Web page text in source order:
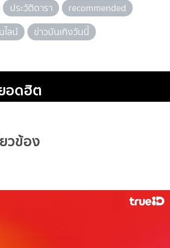
ประวัติดารา
recommended
ไลน์ ข่าวบันเทิงวันนี้
อดฮิต
วข้อง